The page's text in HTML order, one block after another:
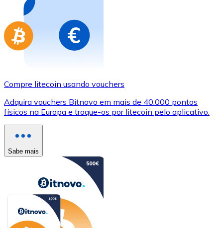
Ir para a loja de cartões-presente
Compre litecoin usando vouchers
Adquira vouchers Bitnovo em mais de 40.000 pontos
físicos na Europa e troque-os por litecoin pelo aplicativo.
Sabe mais